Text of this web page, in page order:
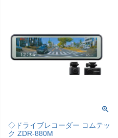
◇ドライブレコーダー コムテッ
ク ZDR-880M